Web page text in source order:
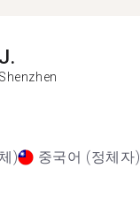
J.
Shenzhen
) 중국어 (정체자)